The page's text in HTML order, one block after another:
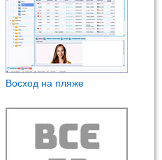
Восход на пляже